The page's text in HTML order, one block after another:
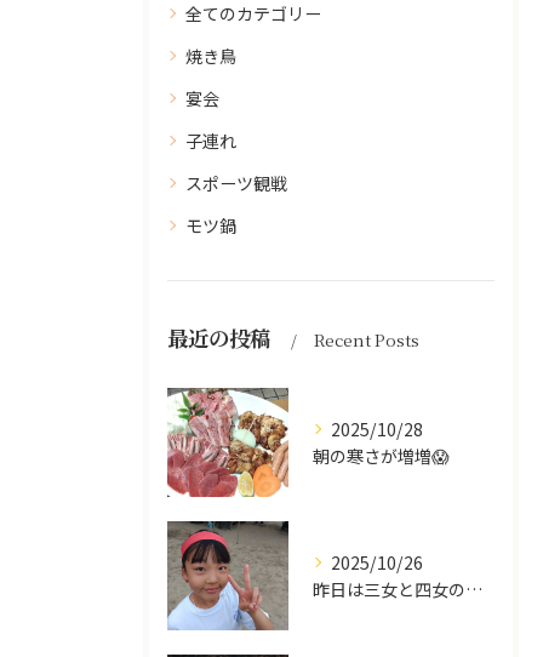
全てのカテゴリー
焼き鳥
宴会
子連れ
スポーツ観戦
モツ鍋
最近の投稿 Recent Posts
2025/10/28
朝の寒さが増増😱
2025/10/26
昨日は三女と四女の運動会🥰